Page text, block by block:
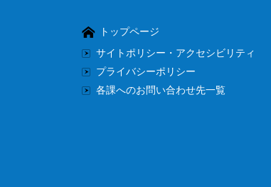
トップページ
サイトポリシー・アクセシビリティ
プライバシーポリシー
各課へのお問い合わせ先一覧